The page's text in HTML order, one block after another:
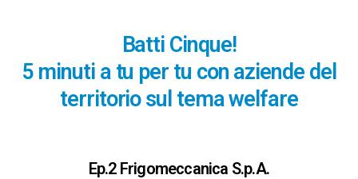
Batti Cinque!
5 minuti a tu per tu con aziende del
territorio sul tema welfare
Ep.2 Frigomeccanica S.p.A.